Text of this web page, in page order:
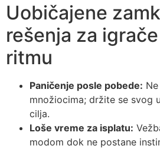
Uobičajene
rešenja za
ritmu
Paničenje posle pobede:
množiocima; držite se svog
cilja.
Loše vreme za isplatu:
modom dok ne postane